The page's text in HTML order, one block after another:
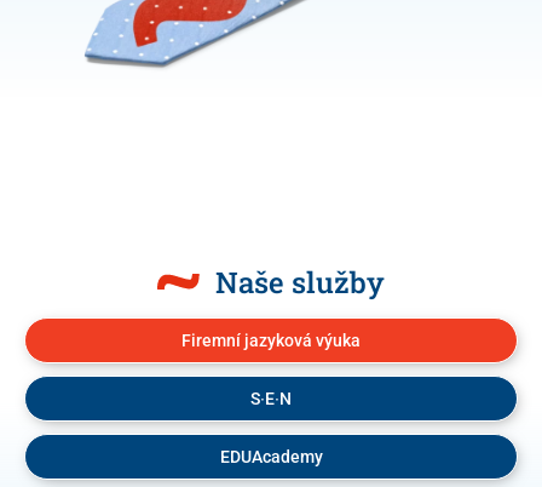
Naše služby
Firemní jazyková výuka
S∙E∙N
EDUAcademy